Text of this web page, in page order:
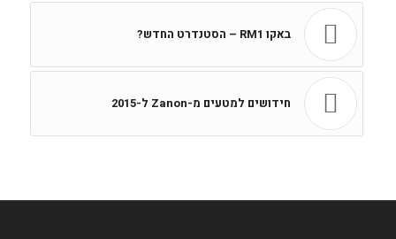
באקו RM1 – הסטנדרט החדש?
חידושים למטעים מ-Zanon ל-2015